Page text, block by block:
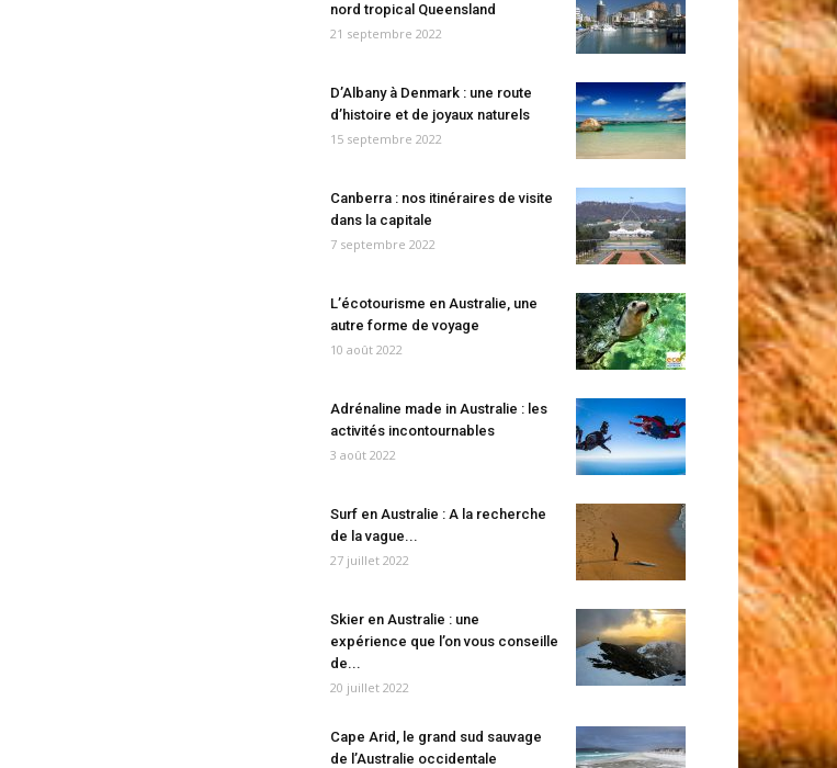
nord tropical Queensland
21 septembre 2022
D’Albany à Denmark : une route
d’histoire et de joyaux naturels
15 septembre 2022
Canberra : nos itinéraires de visite
dans la capitale
7 septembre 2022
L’écotourisme en Australie, une
autre forme de voyage
10 août 2022
Adrénaline made in Australie : les
activités incontournables
3 août 2022
Surf en Australie : A la recherche
de la vague...
27 juillet 2022
Skier en Australie : une
expérience que l’on vous conseille
de...
20 juillet 2022
Cape Arid, le grand sud sauvage
de l’Australie occidentale